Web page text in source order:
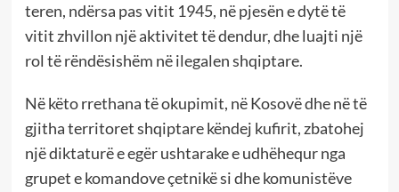
teren, ndërsa pas vitit 1945, në pjesën e dytë të
vitit zhvillon një aktivitet të dendur, dhe luajti një
rol të rëndësishëm në ilegalen shqiptare.
Në këto rrethana të okupimit, në Kosovë dhe në të
gjitha territoret shqiptare këndej kufirit, zbatohej
një diktaturë e egër ushtarake e udhëhequr nga
grupet e komandove çetnikë si dhe komunistëve